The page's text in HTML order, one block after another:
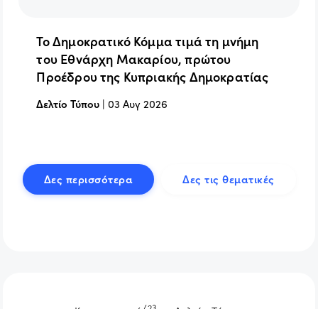
Το Δημοκρατικό Κόμμα τιμά τη μνήμη
του Εθνάρχη Μακαρίου, πρώτου
Προέδρου της Κυπριακής Δημοκρατίας
Δελτίο Τύπου |03 Αυγ 2026
Δες περισσότερα Δες τις θεματικές